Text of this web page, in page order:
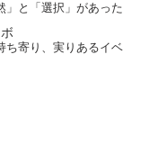
」と「選択」があった
ち寄り、実りあるイベ